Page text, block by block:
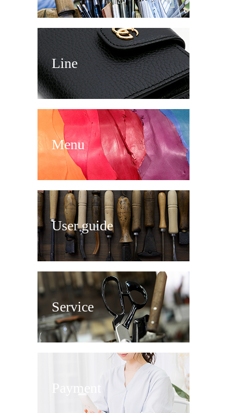
Line
Menu
User guide
Service
Payment